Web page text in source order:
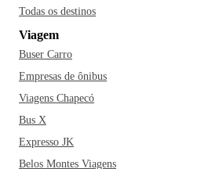
Todas os destinos
Viagem
Buser Carro
Empresas de ônibus
Viagens Chapecó
Bus X
Expresso JK
Belos Montes Viagens